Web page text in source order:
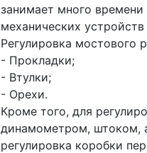
занимает много
механических
Регулировка мостового
- Прокладки;
- Втулки;
- Орехи.
Кроме того, для
динамометром, штоком,
регулировка коробки